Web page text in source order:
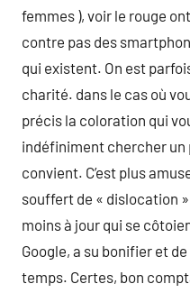
femmes ), voir le rouge
contre pas des
qui existent. On est
charité. dans le cas où
précis la coloration qui
indéfiniment chercher un
convient. C’est plus
souffert de « dislocation
moins à jour qui se
Google, a su bonifier et
temps. Certes, bon